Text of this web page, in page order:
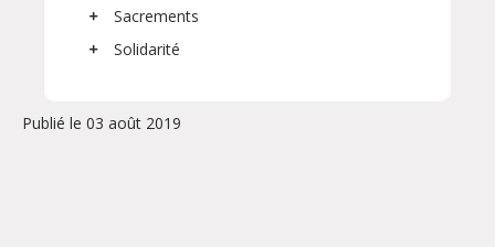
Sacrements
Solidarité
Publié le 03 août 2019